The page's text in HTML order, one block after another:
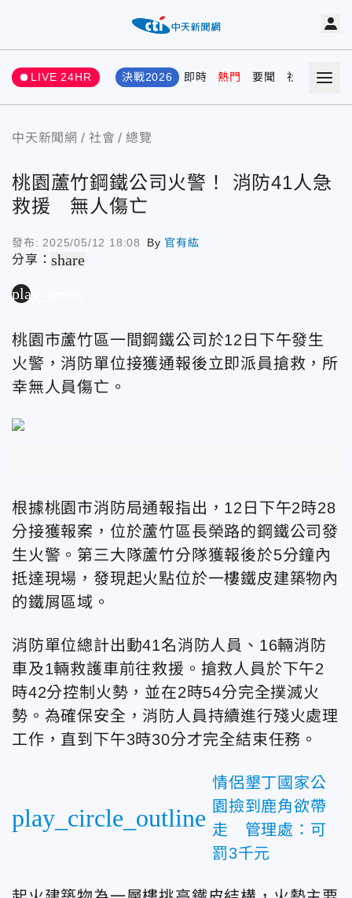
LIVE 24HR 決戰2026 即時 熱門 要聞 社會 娛樂
中天新聞網 社會 總覽
桃園蘆竹鋼鐵公司火警！ 消防41人急
救援 無人傷亡
發布: 2025/05/12 18:08 By 官有紘
分享：share
play_arrow
桃園市蘆竹區一間鋼鐵公司於12日下午發生
火警，消防單位接獲通報後立即派員搶救，所
幸無人員傷亡。
根據桃園市消防局通報指出，12日下午2時28
分接獲報案，位於蘆竹區長榮路的鋼鐵公司發
生火警。第三大隊蘆竹分隊獲報後於5分鐘內
抵達現場，發現起火點位於一樓鐵皮建築物內
的鐵屑區域。
消防單位總計出動41名消防人員、16輛消防
車及1輛救護車前往救援。搶救人員於下午2
時42分控制火勢，並在2時54分完全撲滅火
勢。為確保安全，消防人員持續進行殘火處理
工作，直到下午3時30分才完全結束任務。
play_circle_outline
情侶墾丁國家公
園撿到鹿角欲帶
走 管理處：可
罰3千元